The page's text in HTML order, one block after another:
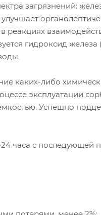
загрязнений:
реакциях
гидроксид
каких-либо
эксплуатации
Успешно
часа с последующей